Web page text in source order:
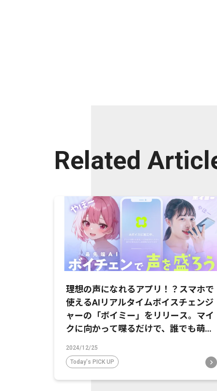
Related
理想の声になれるアプリ！？スマホで
使えるAIリアルタイムボイスチェンジ
ャーの「ボイミー」をリリース。マイ
クに向かって喋るだけで、誰でも萌え
2024/12/25
Today's PICK UP